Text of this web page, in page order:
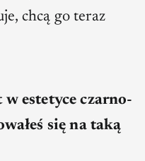
chcą go teraz
estetyce czarno-
się na taką